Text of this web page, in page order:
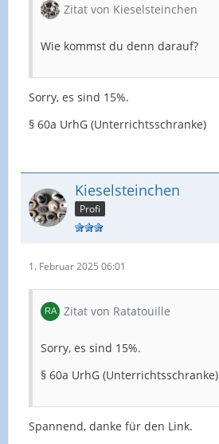
Zitat von Kieselsteinchen
Wie kommst du denn darauf?
Sorry, es sind 15%.
§ 60a UrhG (Unterrichtsschranke)
Kieselsteinchen
Profi
1. Februar 2025 06:01
Zitat von Ratatouille
Sorry, es sind 15%.
§ 60a UrhG (Unterrichtsschranke)
Spannend, danke für den Link.